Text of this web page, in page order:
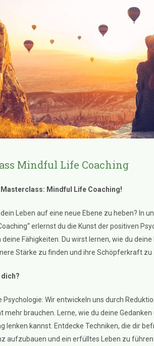
Mindful Life Coaching
Mindful Life Coaching!
Leben auf eine neue Ebene zu heben? In
erlernst du die Kunst der positiven
Fähigkeiten. Du wirst lernen, wie du
Stärke zu finden und ihre Schöpferkraft zu
Psychologie: Wir entwickeln uns durch
mehr brauchen. Lerne, wie du deine
lenken kannst. Entdecke Techniken, die dir
aufzubauen und ein erfülltes Leben zu